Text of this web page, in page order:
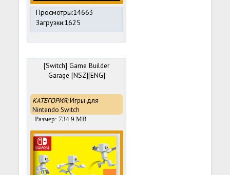
Просмотры:14663
Загрузки:1625
[Switch] Game Builder
Garage [NSZ][ENG]
КАТЕГОРИЯ:Игры для
Nintendo Switch
Размер: 734.9 MB